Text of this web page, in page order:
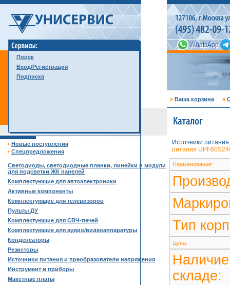
Поиск
Вход/Регистрация
Подписка
» Ваша корзина »
• Новые поступления
• Спецпредложения
Светодиоды, светодиодные планки, линейки и модули
для подсветки ЖК панелей
Комплектующие для автоэлектроники
Активные компоненты
Комплектующие для телевизоров
Пульты ДУ
Комплектующие для СВЧ-печей
Комплектующие для аудио/видеоаппаратуры
Конденсаторы
Резисторы
Источники питания и преобразователи напряжения
Инструмент и приборы
Макетные платы
Источники
питания
Наименование:
Тип
Цена:
складе: